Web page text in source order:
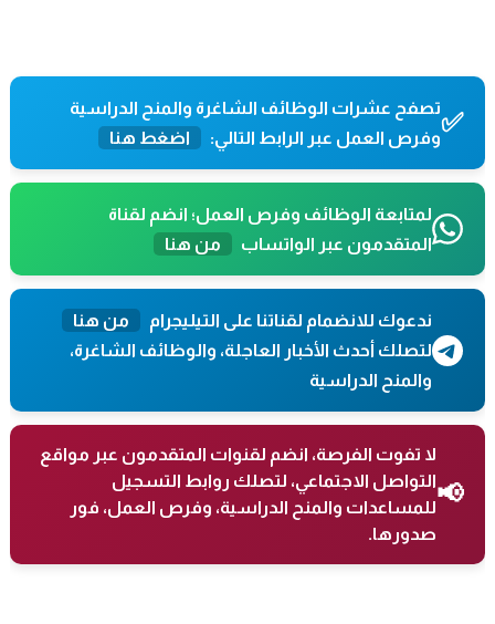
✅تصفح عشرات الوظائف الشاغرة والمنح الدراسية
وفرص العمل عبر الرابط التالي:
اضغط هنا
لمتابعة الوظائف وفرص العمل؛ انضم لقناة
المتقدمون عبر الواتساب
من هنا
ندعوك للانضمام لقناتنا على التيليجرام
من هنا
لتصلك أحدث الأخبار العاجلة، والوظائف الشاغرة،
والمنح الدراسية
📢
لا تفوت الفرصة، انضم لقنوات المتقدمون عبر مواقع
التواصل الاجتماعي، لتصلك روابط التسجيل
للمساعدات والمنح الدراسية، وفرص العمل، فور
صدورها.